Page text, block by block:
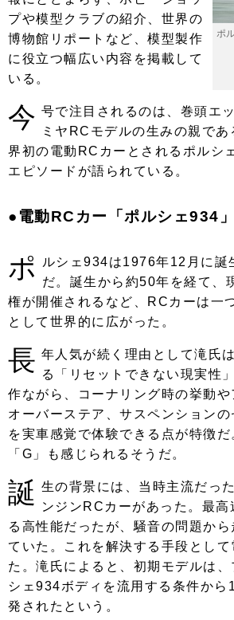
ヘッドライト磨き
フィルム・ラッピング
小キズ直し
特集記事
ストップ 不具合修理＆粗悪修理
カーメー
コラム
ショップ紹介
カーメーカー「旧車」関連プロジ
ェクト
イベント
イベント告知
ポ
プや模型クラブの紹介、世界の
博物館リポートなど、模型製作
に役立つ幅広い内容を掲載して
いる。
今 号で注目されるのは、巻頭エ
ミヤRCモデルの生みの親で
界初の電動RCカーとされるポルシ
エピソードが語られている。
●電動RCカー「ポルシェ934
ポ
ルシェ934は1976年12月に誕
だ。誕生から約50年を経て、
権が開催されるなど、RCカーは一
として世界的に広がった。
長 年人気が続く理由として滝氏
る「リセットできない現実性
作ながら、コーナリング時の挙動や
オーバーステア、サスペンション
を実車感覚で体験できる点が特徴だ
「G」も感じられるそうだ。
誕 生の背景には、当時主流だっ
ンジンRCカーがあった。最高
る高性能だったが、騒音の問題か
ていた。これを解決する手段とし
た。滝氏によると、初期モデルは
シェ934ボディを流用する条件から
発されたという。